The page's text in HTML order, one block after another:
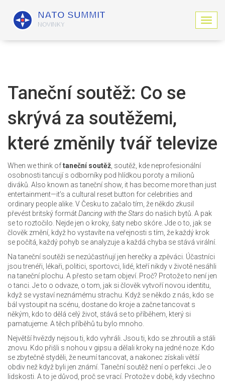
Z
o
g
a
Taneční soutěž: Co se
skrývá za soutěžemi,
které změnily tvář televize
When we think oftaneční soutěž soutěž, kde neprofesionální
osobnosti tancují s odborníky pod hlídkou poroty a milionů
diváků . Also known astaneční show , it has become more than just
entertainment—it’s a cultural reset button for celebrities and
ordinary people alike. V Česku to začalo tím, že někdo zkusil
převést britský formátDancing with the Stars do našich bytů. A pak
se to roztočilo. Nejde jen o kroky, šaty nebo skóre. Jde o to, jak se
člověk změní, když ho vystavíte na veřejnosti s tím, že každý krok
se počítá, každý pohyb se analyzuje a každá chyba se stává virální.
Na taneční soutěži se nezúčastňují jen herečky a zpěváci. Účastníci
jsou trenéři, lékaři, politici, sportovci, lidé, kteří nikdy v životě nesáhli
na taneční plochu. A přesto se tam objeví. Proč? Protože to není jen
o tanci. Je to o odvaze, o tom, jak si člověk vytvoří novou identitu,
když se vystaví neznámému strachu. Když se někdo z nás, kdo se
bál vystoupit na scénu, dostane do kroje a začne tancovat s
někým, kdo to dělá celý život, stává se to příběhem, který si
pamatujeme. A těch příběhů tu bylo mnoho.
Největší hvězdy nejsou ti, kdo vyhráli. Jsou ti, kdo se zhroutili a stáli
znovu. Kdo přišli s nohou v gipsu a dělali kroky na jedné noze. Kdo
se zbytečně styděli, že neumí tancovat, a nakonec získali větší
obdiv než když byli jen známí. Taneční soutěž není o perfekci. Je o
lidskosti. A to je důvod, proč se vrací. Protože v době, kdy všechno